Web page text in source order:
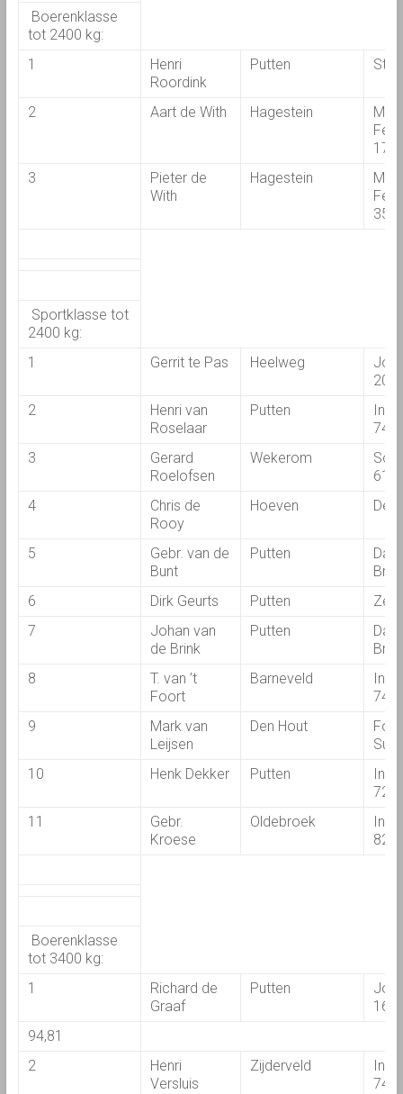
Boerenklasse
tot 2400 kg:
1
Henri
Roordink
Putten
2 Aart de With Hagestein
178
3
Pieter de
With
Hagestein
35
Sportklasse tot
2400 kg:
1
Gerrit te Pas Heelweg
2
Henri van
Roselaar
Putten
744
3
Gerard
Roelofsen
Wekerom
612
4
Chris de
Rooy
Hoeven
5
Gebr. van de
Bunt
Putten
6
Dirk Geurts Putten
7
Johan van
de Brink
Putten
8
T. van ’t
Foort
Barneveld
744
9
Mark van
Leijsen
Den Hout
10
Henk Dekker Putten
724
11
Gebr.
Kroese
Oldebroek
824
Boerenklasse
tot 3400 kg:
1
Richard de
Graaf
Putten
94,81
2
Henri
Versluis
Zijderveld